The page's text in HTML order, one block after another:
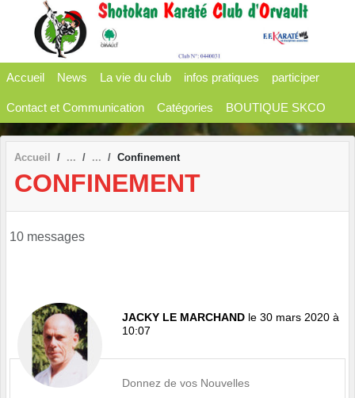
Accueil News La vie du club infos pratiques participer
Contact et Communication Catégories BOUTIQUE SKCO
Accueil Confinement
CONFINEMENT
10 messages
JACKY LE MARCHAND le 30 mars 2020 à
10:07
Donnez de vos Nouvelles
Panneau de gestion des cookies